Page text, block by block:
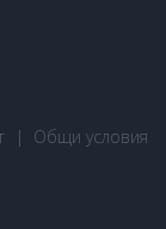
Общи условия